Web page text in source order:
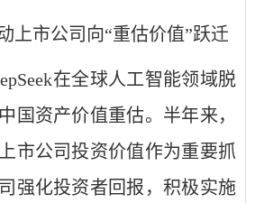
上市公司向“重估价值”跃迁
在全球人工智能领域脱
国资产价值重估。半年来，
市公司投资价值作为重要抓
强化投资者回报，积极实施